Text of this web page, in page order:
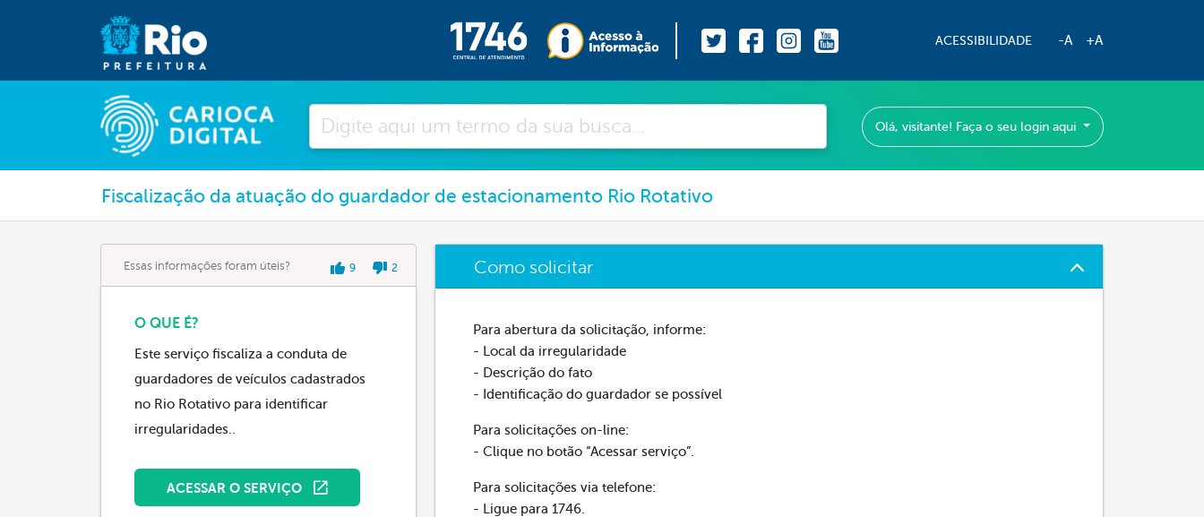
ACESSIBILIDADE -A +A
Pesquisar
Olá, visitante! Faça o seu login aqui
Fiscalização da atuação do guardador de estacionamento Rio Rotativo
Essas informações foram úteis? 9 2
O QUE É?
Este serviço fiscaliza a conduta de
guardadores de veículos cadastrados
no Rio Rotativo para identificar
irregularidades..
ACESSAR O SERVIÇO
Como solicitar
Para abertura da solicitação, informe:
- Local da irregularidade
- Descrição do fato
- Identificação do guardador se possível
Para solicitações on-line:
- Clique no botão “Acessar serviço”.
Para solicitações via telefone:
- Ligue para 1746.